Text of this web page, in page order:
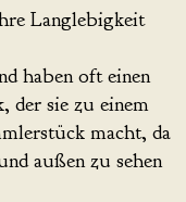
Langlebigkeit
haben oft einen
der sie zu einem
macht, da
außen zu sehen